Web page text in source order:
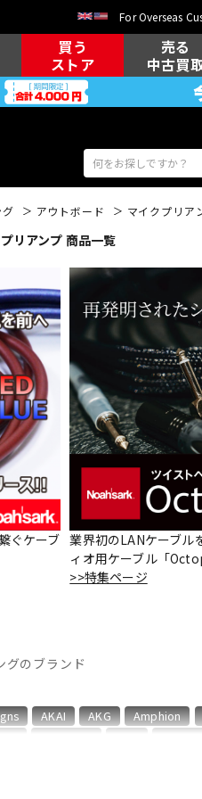
For Overseas
買う
ストア
売る
中古買
アコギ/エレ
アコ
電子ピアノ
DTM
ヴィンテージ
グ アウトボード マイクプリア
リアンプ 商品一覧
ぐケーブ 業界初のLANケーブル
ィオ用ケーブル「
>>特集ページ
グのブランド
AKAI AKG Amphion